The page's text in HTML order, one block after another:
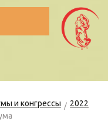
и конгрессы
2022